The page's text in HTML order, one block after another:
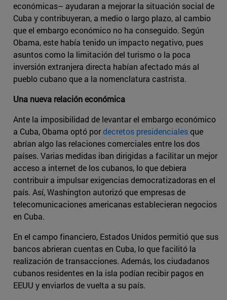
económicas– ayudaran a mejorar la situación social de
Cuba y contribuyeran, a medio o largo plazo, al cambio
que el embargo económico no ha conseguido. Según
Obama, este había tenido un impacto negativo, pues
asuntos como la limitación del turismo o la poca
inversión extranjera directa habían afectado más al
pueblo cubano que a la nomenclatura castrista.
Una nueva relación económica
Ante la imposibilidad de levantar el embargo económico
a Cuba, Obama optó pordecretos presidencialesque
abrían algo las relaciones comerciales entre los dos
países. Varias medidas iban dirigidas a facilitar un mejor
acceso a internet de los cubanos, lo que debiera
contribuir a impulsar exigencias democratizadoras en el
país. Así, Washington autorizó que empresas de
telecomunicaciones americanas establecieran negocios
en Cuba.
En el campo financiero, Estados Unidos permitió que sus
bancos abrieran cuentas en Cuba, lo que facilitó la
realización de transacciones. Además, los ciudadanos
cubanos residentes en la isla podían recibir pagos en
EEUU y enviarlos de vuelta a su país.